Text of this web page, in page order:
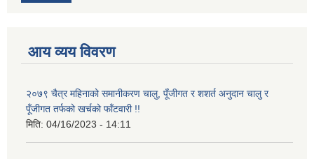
आय व्यय विवरण
२०७९ चैत्र महिनाको समानीकरण चालु, पूँजीगत र शशर्त अनुदान चालु र
पूँजीगत तर्फको खर्चको फाँटवारी !!
मिति: 04/16/2023 - 14:11